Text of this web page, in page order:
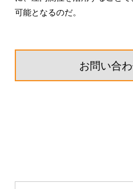
可能となるのだ。
お問い合
投